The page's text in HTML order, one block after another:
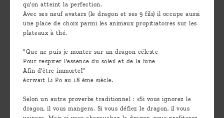
qu'on atteint la perfection.
Avec ses neuf avatars (le dragon et ses 9 fils) il occupe aussi
une place de choix parmi les animaux propitiatoires sur les
plateaux à thé.
"Que ne puis je monter sur un dragon céleste
Pour respirer l'essence du soleil et de la lune
Afin d'être immortel"
écrivait Li Po au 18 ème siècle.
Selon un autre proverbe traditionnel : «Si vous ignorez le
dragon, il vous mangera. Si vous défiez le dragon, il vous